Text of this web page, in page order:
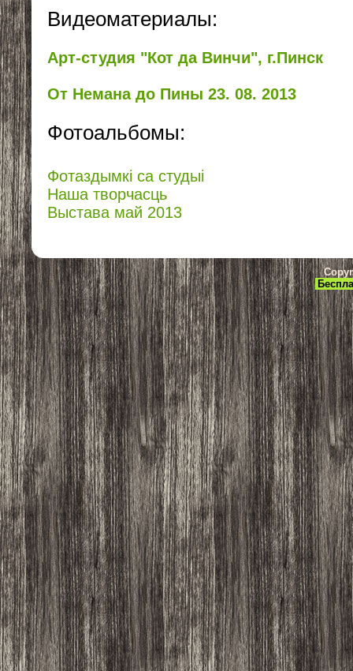
Видеоматериалы:
Арт-студия "Кот да Винчи", г.Пинск
От Немана до Пины 23. 08. 2013
Фотоальбомы:
Фотаздымкі са студыі
Наша творчасць
Выстава май 2013